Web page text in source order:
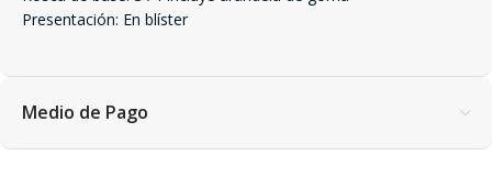
Presentación: En blíster
Medio de Pago